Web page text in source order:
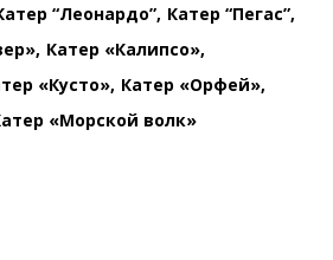
“Леонардо” Катер “Пегас”
Катер «Калипсо»
«Кусто» Катер «Орфей»
«Морской волк»